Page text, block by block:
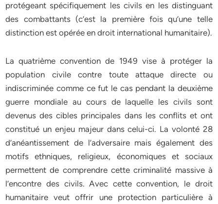
protégeant spécifiquement les civils en les distinguant
des combattants (c’est la première fois qu’une telle
distinction est opérée en droit international humanitaire).
La quatrième convention de 1949 vise à protéger la
population civile contre toute attaque directe ou
indiscriminée comme ce fut le cas pendant la deuxième
guerre mondiale au cours de laquelle les civils sont
devenus des cibles principales dans les conflits et ont
constitué un enjeu majeur dans celui-ci. La volonté 28
d’anéantissement de l’adversaire mais également des
motifs ethniques, religieux, économiques et sociaux
permettent de comprendre cette criminalité massive à
l’encontre des civils. Avec cette convention, le droit
humanitaire veut offrir une protection particulière à